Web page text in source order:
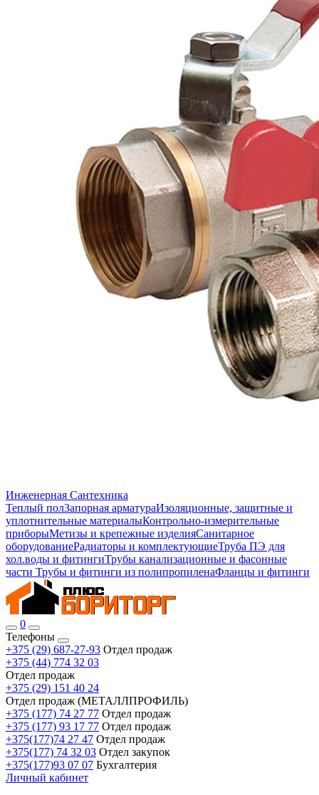
Инженерная Сантехника
Теплый полЗапорная арматураИзоляционные, защитные и
уплотнительные материалыКонтрольно-измерительные
приборыМетизы и крепежные изделияСанитарное
оборудованиеРадиаторы и комплектующиеТруба ПЭ для
хол.воды и фитингиТрубы канализационные и фасонные
части Трубы и фитинги из полипропиленаФланцы и фитинги
0
Телефоны
+375 (29) 687-27-93 Отдел продаж
+375 (44) 774 32 03
Отдел продаж
+375 (29) 151 40 24
Отдел продаж (МЕТАЛЛПРОФИЛЬ)
+375 (177) 74 27 77 Отдел продаж
+375 (177) 93 17 77 Отдел продаж
+375(177)74 27 47 Отдел продаж
+375(177) 74 32 03 Отдел закупок
+375(177)93 07 07 Бухгалтерия
Личный кабинет